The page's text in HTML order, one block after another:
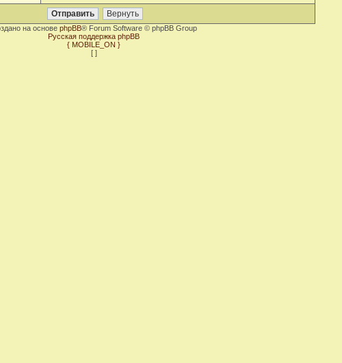
на основе phpBB® Forum Software © phpBB Group
Русская поддержка phpBB
{ MOBILE_ON }
[ ]